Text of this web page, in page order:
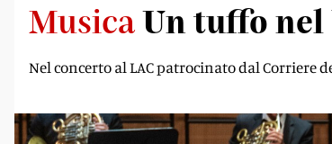
MusicaUn tuffo
Nel concerto al LAC patrocinato dal Corriere